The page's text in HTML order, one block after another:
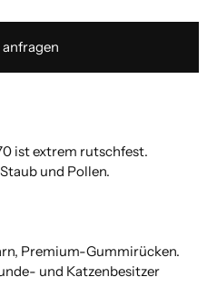
ist extrem rutschfest.
und Pollen.
Premium-Gummirücken.
und Katzenbesitzer